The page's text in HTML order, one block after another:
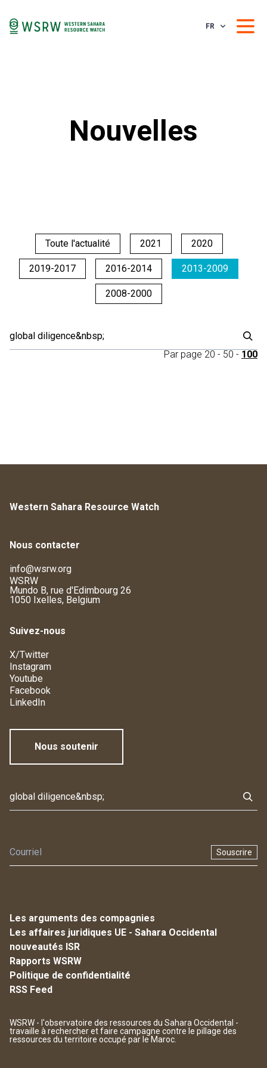
FR
Nouvelles
Toute l'actualité 2021 2020
2019-2017 2016-2014 2013-2009
2008-2000
Par page 20 - 50 - 100
Western Sahara Resource Watch
Nous contacter
info@wsrw.org
WSRW
Mundo B, rue d'Edimbourg 26
1050 Ixelles, Belgium
Suivez-nous
X/Twitter
Instagram
Youtube
Facebook
LinkedIn
Nous soutenir
Souscrire
Les arguments des compagnies
Les affaires juridiques UE - Sahara Occidental
nouveautés ISR
Rapports WSRW
Politique de confidentialité
RSS Feed
WSRW - l'observatoire des ressources du Sahara Occidental -
travaille à rechercher et faire campagne contre le pillage des
ressources du territoire occupé par le Maroc.